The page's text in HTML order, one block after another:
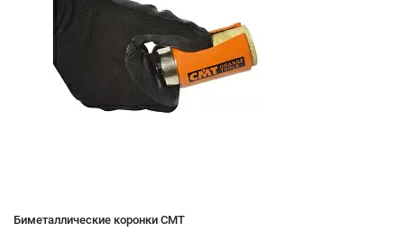
Биметаллические коронки CMT